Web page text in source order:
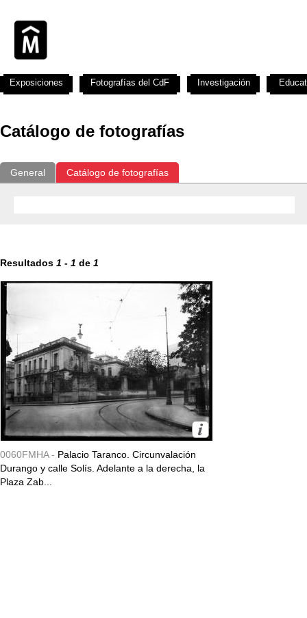
Catálogo de fotografías
General Catálogo de fotografías
Resultados 1 - 1 de 1
0060FMHA - Palacio Taranco. Circunvalación
Durango y calle Solís. Adelante a la derecha, la
Plaza Zab...
Exposiciones Fotografías del CdF Investigación